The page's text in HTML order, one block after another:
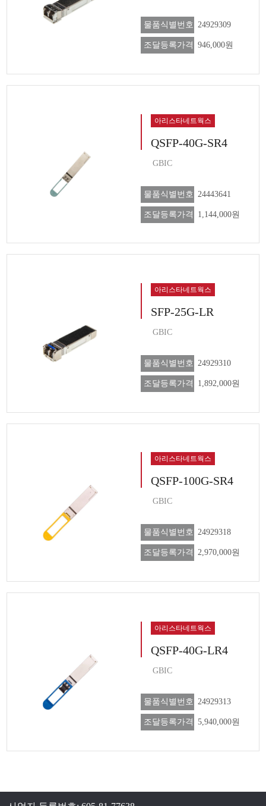
물품식별번호 24929309
조달등록가격 946,000원
아리스타네트웍스
QSFP-40G-SR4
GBIC
물품식별번호 24443641
조달등록가격 1,144,000원
아리스타네트웍스
SFP-25G-LR
GBIC
물품식별번호 24929310
조달등록가격 1,892,000원
아리스타네트웍스
QSFP-100G-SR4
GBIC
물품식별번호 24929318
조달등록가격 2,970,000원
아리스타네트웍스
QSFP-40G-LR4
GBIC
물품식별번호 24929313
조달등록가격 5,940,000원